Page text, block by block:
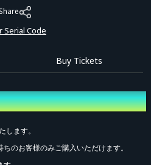
Share
Serial Code
Buy Tickets
ます。
のお客様のみご購入いただけます。